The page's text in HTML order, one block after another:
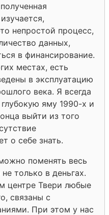
непростой процесс,
данных,
в финансирование.
местах, есть
в эксплуатацию
века. Я всегда
яму 1990-х и
выйти из того
о себе знать.
поменять весь
только в деньгах.
центре Твери любые
связаны с
При этом у нас